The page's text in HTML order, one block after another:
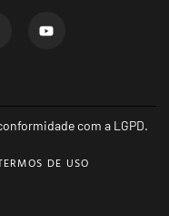
com a LGPD.
DE USO